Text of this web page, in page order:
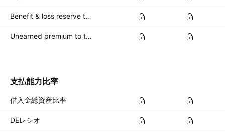
Benefit & loss reserve to total capital %
Unearned premium to total capital %
支払能力比率
借入金総資産比率
DEレシオ